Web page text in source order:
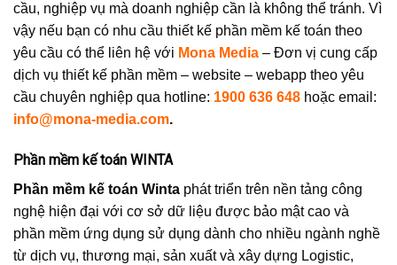
cầu, nghiệp vụ mà doanh nghiệp cần là không thể tránh. Vì
vậy nếu bạn có nhu cầu thiết kế phần mềm kế toán theo
yêu cầu có thể liên hệ với Mona Media – Đơn vị cung cấp
dịch vụ thiết kế phần mềm – website – webapp theo yêu
cầu chuyên nghiệp qua hotline: 1900 636 648 hoặc email:
info@mona-media.com.
Phần mềm kế toán WINTA
Phần mềm kế toán Winta phát triển trên nền tảng công
nghệ hiện đại với cơ sở dữ liệu được bảo mật cao và
phần mềm ứng dụng sử dụng dành cho nhiều ngành nghề
từ dịch vụ, thương mại, sản xuất và xây dựng Logistic,